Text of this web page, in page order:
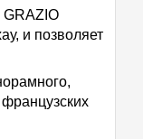
и позволяет